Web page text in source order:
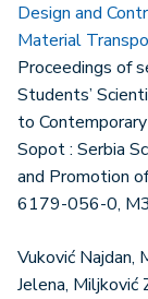
Design and
Material
Proceedings of
Students’
to Contemporary
Sopot : Serbia
and Promotion
6179-056-0,
Vuković Najdan,
Jelena, Miljković